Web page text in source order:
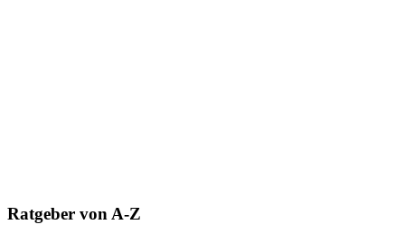
Ratgeber von A-Z